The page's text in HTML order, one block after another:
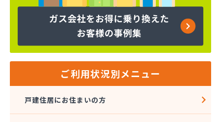
ヤマサ共和ライフ株式会社 一色営業所
ヤマサ共和ライフ株式会社 江南営業所
ヤマサ共和ライフ株式会社 三河営業所
ヤマサ共和ライフ株式会社 豊川営業所
ヤマサ高圧株式会社
ご利用状況別メニュー
戸建住居にお住まいの方